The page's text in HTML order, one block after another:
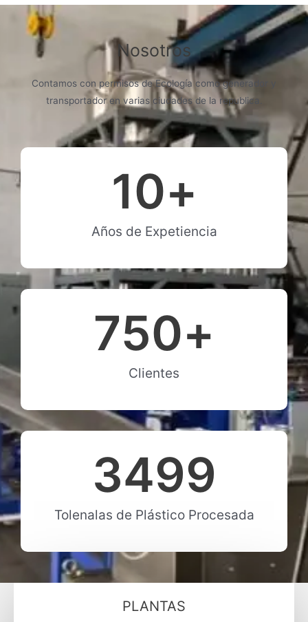
Nosotros
Contamos con permisos de Ecología como generador y
transportador en varias ciudades de la republica.
Años de Expetiencia
10+
Clientes
750+
Tolenalas de Plástico Procesada
3499
PLANTAS